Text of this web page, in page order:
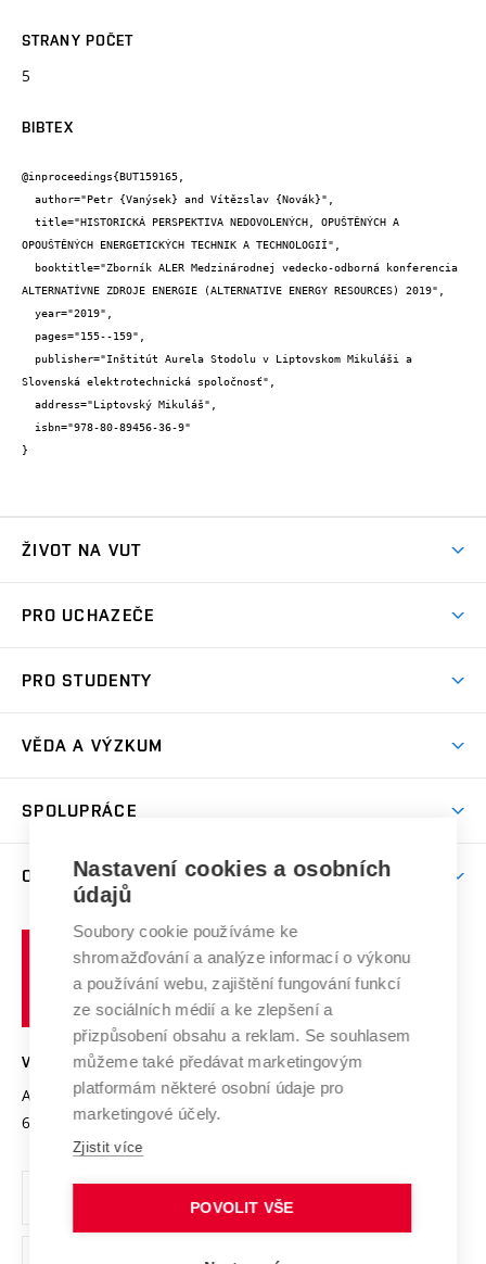
STRANY POČET
5
BIBTEX
@inproceedings{BUT159165,
OPOUŠTĚNÝCH ENERGETICKÝCH TECHNIK A TECHNOLOGIÍ",
ALTERNATÍVNE ZDROJE ENERGIE (ALTERNATIVE ENERGY RESOURCES) 2019",
Slovenská elektrotechnická spoločnosť",
}
ŽIVOT NA VUT
Koleje
Sport na VUT
PRO UCHAZEČE
Dny otevřených dveří
Celoživotní vzdělávání
E-přihláška
PRO STUDENTY
Harmonogram akademického roku
Závěrečné práce
Doktorské studium
Zpracování osobních údajů studentů
Sociální bezpečí
Studium bez bariér
Podpora podnikání
VĚDA A VÝZKUM
Mezinárodní vědecká rada
Systém zajišťování kvality výzkumu
Výzkumné infrastruktury
Transfer znalostí
Open Science
Projekty
Projekty ze strukturálních fondů
Specifický výzkum
SPOLUPRÁCE
Firemní spolupráce
Zahraniční spolupráce
Spolupráce se školami
Mezinárodní dohody
Univerzitní sítě
O UNIVERZITĚ
Profil univerzity
Udržitelná univerzita
Podnikavá univerzita / ContriBUTe
Bezpečná univerzita
Vyznamenání
Organizační struktura
Ochrana osobních údajů
učení
technické
Brně
VYSOKÉ UČENÍ TECHNICKÉ V BRNĚ
Antonínská 548/1
602 00 Brno
www.vut.cz
vut@vutbr.cz
Nastavení cookies a osobních
údajů
Soubory cookie používáme ke
shromažďování a analýze informací o výkonu
a používání webu, zajištění fungování funkcí
ze sociálních médií a ke zlepšení a
přizpůsobení obsahu a reklam. Se souhlasem
můžeme také předávat marketingovým
platformám některé osobní údaje pro
marketingové účely.
Zjistit více
POVOLIT VŠE